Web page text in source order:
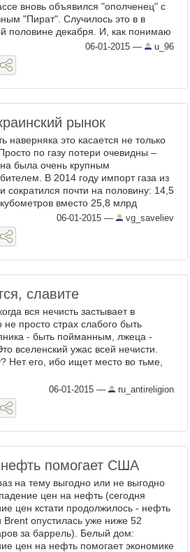
вновь объявился "ополченец" с
"Пират". Случилось это в в
половине декабря. И, как понимаю
он руководит зачистками
командиров. А теперь чу ...
06-01-2015 — u_96
рынок
наверняка это касается не только
по газу потери очевидны –
была очень крупным
В 2014 году импорт газа из
сократился почти на половину: 14,5
вместо 25,8 млрд
Объем импорта сократился
млрд кубов. Даже ...
06-01-2015 — vg_saveliev
славите
вся нечисть застывает в
просто страх слабого быть
- быть пойманным, лжеца -
вселенский ужас всей нечисти.
Нет его, ибо ищет место во тьме,
06-01-2015 — ru_antireligion
помогает США
на тему выгодно или не выгодно
цен на нефть (сегодня
цен кстати продолжилось - нефть
Brent опустилась уже ниже 52
за баррель). Белый дом:
цен на нефть помогает экономике